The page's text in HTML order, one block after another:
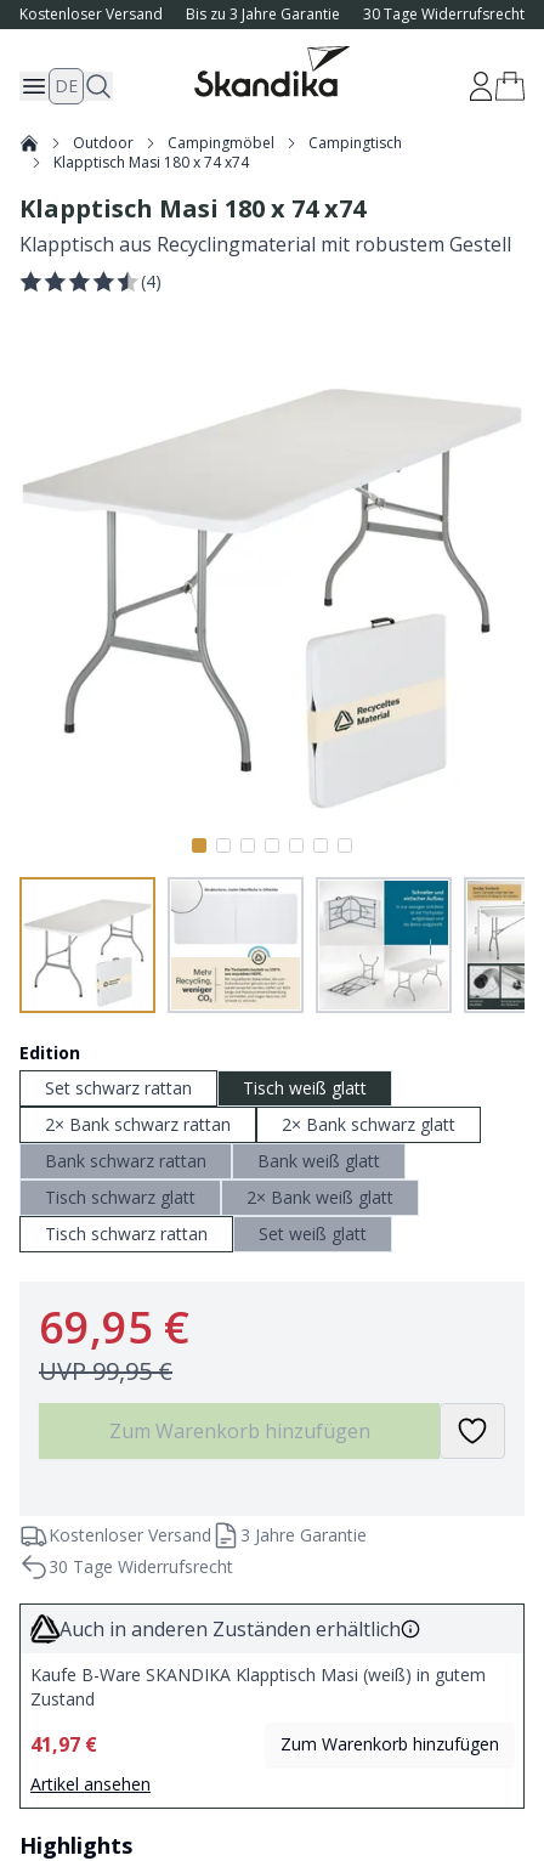
Kostenloser Versand Bis zu 3 Jahre Garantie 30 Tage Widerrufsrecht
DE
Outdoor Campingmöbel
Campingtisch
Klapptisch Masi 180 x 74 x74
Klapptisch Masi 180 x 74 x74
Klapptisch aus Recyclingmaterial mit robustem Gestell
(4)
Edition
Set schwarz rattan
Tisch weiß glatt
2× Bank schwarz rattan
2× Bank schwarz glatt
Bank schwarz rattan
Bank weiß glatt
Tisch schwarz glatt
2× Bank weiß glatt
Tisch schwarz rattan
Set weiß glatt
69,95 €
UVP99,95 €
Zum Warenkorb hinzufügen
Kostenloser Versand
3 Jahre Garantie
30 Tage Widerrufsrecht
Auch in anderen Zuständen erhältlich
Kaufe B-Ware SKANDIKA Klapptisch Masi (weiß) in gutem
Zustand
41,97 €
Zum Warenkorb hinzufügen
Artikel ansehen
Highlights